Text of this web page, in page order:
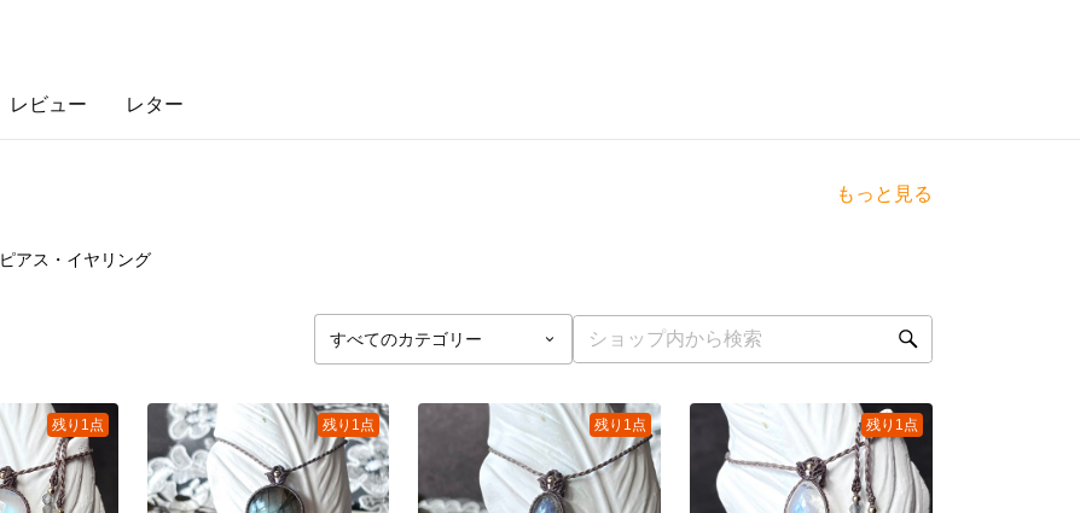
レビュー レター
もっと見る
ピアス・イヤリング
残り1点 残り1点 残り1点 残り1点